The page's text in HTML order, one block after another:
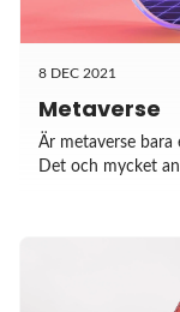
8 DEC 2021
Metaverse
Är metaverse bara
Det och mycket